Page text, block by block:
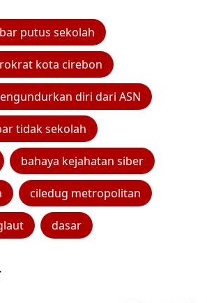
putus sekolah
kota cirebon
diri dari ASN
tidak sekolah
bahaya kejahatan siber
ciledug metropolitan
dasar